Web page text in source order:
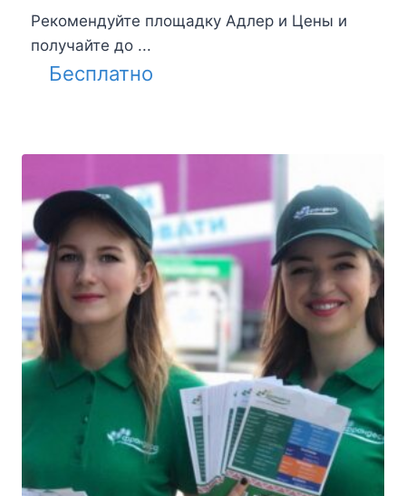
Рекомендуйте площадку Адлер и Цены и
получайте до ...
Бесплатно